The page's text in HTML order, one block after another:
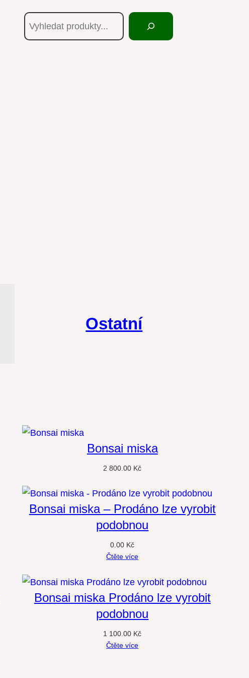
Hledání
Ostatní
Bonsai miska
2 800.00 Kč
Bonsai miska – Prodáno lze vyrobit
podobnou
0.00 Kč
Čtěte více
Bonsai miska Prodáno lze vyrobit
podobnou
1 100.00 Kč
Čtěte více